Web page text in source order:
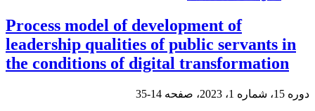
Process model of development of
leadership qualities of public servants in
the conditions of digital transformation
دوره 15، شماره 1، 2023، صفحه 14-35